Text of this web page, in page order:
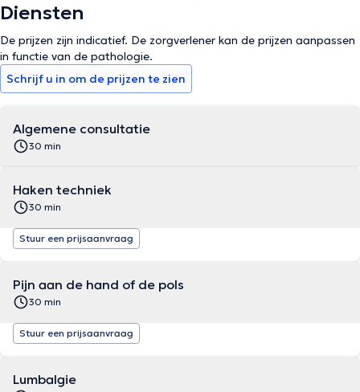
Diensten
De prijzen zijn indicatief. De zorgverlener kan de prijzen aanpassen
in functie van de pathologie.
Schrijf u in om de prijzen te zien
Algemene consultatie
30 min
Haken techniek
30 min
Stuur een prijsaanvraag
Pijn aan de hand of de pols
30 min
Stuur een prijsaanvraag
Lumbalgie